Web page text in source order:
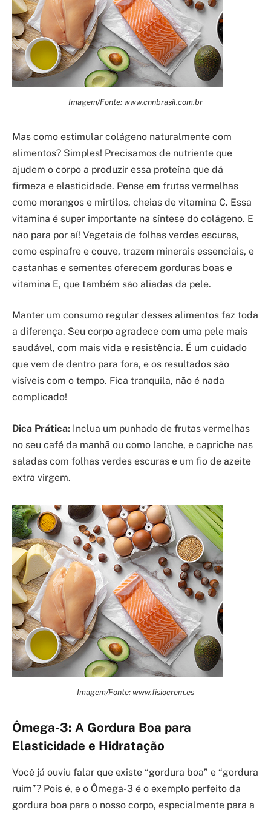
Imagem/Fonte: www.cnnbrasil.com.br
Mas como estimular colágeno naturalmente com
alimentos? Simples! Precisamos de nutriente que
ajudem o corpo a produzir essa proteína que dá
firmeza e elasticidade. Pense em frutas vermelhas
como morangos e mirtilos, cheias de vitamina C. Essa
vitamina é super importante na síntese do colágeno. E
não para por aí! Vegetais de folhas verdes escuras,
como espinafre e couve, trazem minerais essenciais, e
castanhas e sementes oferecem gorduras boas e
vitamina E, que também são aliadas da pele.
Manter um consumo regular desses alimentos faz toda
a diferença. Seu corpo agradece com uma pele mais
saudável, com mais vida e resistência. É um cuidado
que vem de dentro para fora, e os resultados são
visíveis com o tempo. Fica tranquila, não é nada
complicado!
Dica Prática: Inclua um punhado de frutas vermelhas
no seu café da manhã ou como lanche, e capriche nas
saladas com folhas verdes escuras e um fio de azeite
extra virgem.
Imagem/Fonte: www.fisiocrem.es
Ômega-3: A Gordura Boa para
Elasticidade e Hidratação
Você já ouviu falar que existe “gordura boa” e “gordura
ruim”? Pois é, e o Ômega-3 é o exemplo perfeito da
gordura boa para o nosso corpo, especialmente para a